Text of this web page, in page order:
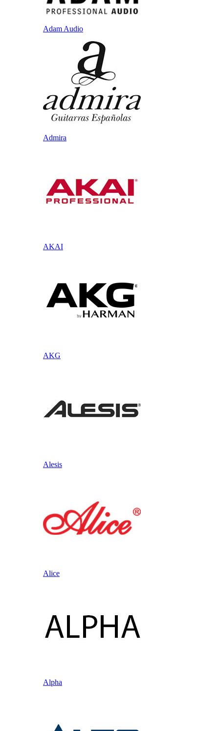
Adam Audio
Admira
AKAI
AKG
Alesis
Alice
Alpha